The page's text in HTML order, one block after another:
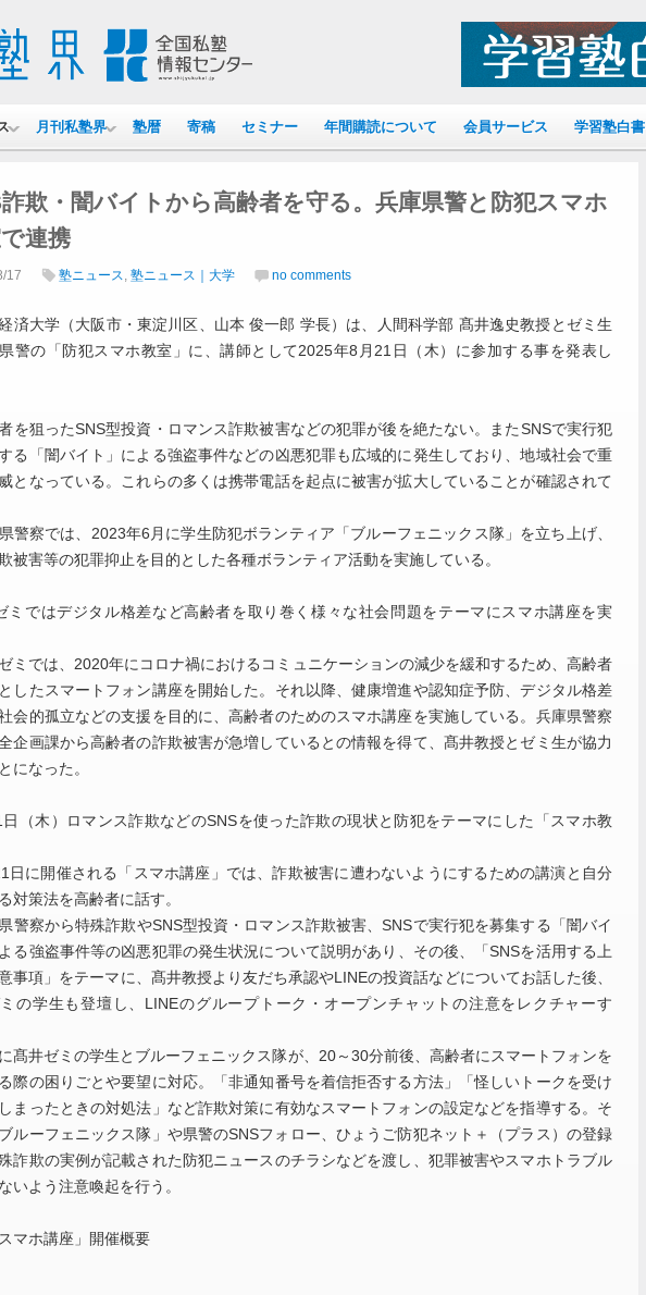
月刊私塾界 塾暦 寄稿 セミナー 年間購読について 会員サービス 学習塾白書
欺・闇バイトから高齢者を守る。兵庫県警と防犯スマホ
連携
17 塾ニュース, 塾ニュース｜大学 no comments
済大学（大阪市・東淀川区、山本 俊一郎 学長）は、人間科学部 髙井逸史教授とゼミ生
警の「防犯スマホ教室」に、講師として2025年8月21日（木）に参加する事を発表し
を狙ったSNS型投資・ロマンス詐欺被害などの犯罪が後を絶たない。またSNSで実行犯
る「闇バイト」による強盗事件などの凶悪犯罪も広域的に発生しており、地域社会で重
となっている。これらの多くは携帯電話を起点に被害が拡大していることが確認されて
警察では、2023年6月に学生防犯ボランティア「ブルーフェニックス隊」を立ち上げ、
被害等の犯罪抑止を目的とした各種ボランティア活動を実施している。
ミではデジタル格差など高齢者を取り巻く様々な社会問題をテーマにスマホ講座を実
ミでは、2020年にコロナ禍におけるコミュニケーションの減少を緩和するため、高齢者
したスマートフォン講座を開始した。それ以降、健康増進や認知症予防、デジタル格差
会的孤立などの支援を目的に、高齢者のためのスマホ講座を実施している。兵庫県警察
企画課から高齢者の詐欺被害が急増しているとの情報を得て、髙井教授とゼミ生が協力
になった。
（木）ロマンス詐欺などのSNSを使った詐欺の現状と防犯をテーマにした「スマホ教
に開催される「スマホ講座」では、詐欺被害に遭わないようにするための講演と自分
対策法を高齢者に話す。
警察から特殊詐欺やSNS型投資・ロマンス詐欺被害、SNSで実行犯を募集する「闇バイ
る強盗事件等の凶悪犯罪の発生状況について説明があり、その後、「SNSを活用する上
事項」をテーマに、髙井教授より友だち承認やLINEの投資話などについてお話した後、
の学生も登壇し、LINEのグループトーク・オープンチャットの注意をレクチャーす
髙井ゼミの学生とブルーフェニックス隊が、20～30分前後、高齢者にスマートフォンを
際の困りごとや要望に対応。「非通知番号を着信拒否する方法」「怪しいトークを受け
まったときの対処法」など詐欺対策に有効なスマートフォンの設定などを指導する。そ
ルーフェニックス隊」や県警のSNSフォロー、ひょうご防犯ネット＋（プラス）の登録
詐欺の実例が記載された防犯ニュースのチラシなどを渡し、犯罪被害やスマホトラブル
いよう注意喚起を行う。
スマホ講座」開催概要